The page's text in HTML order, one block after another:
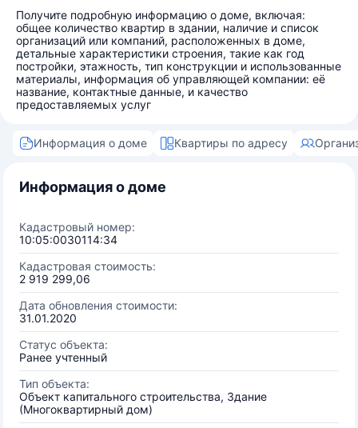
Получите подробную информацию о доме, включая:
общее количество квартир в здании, наличие и список
организаций или компаний, расположенных в доме,
детальные характеристики строения, такие как год
постройки, этажность, тип конструкции и использованные
материалы, информация об управляющей компании: её
название, контактные данные, и качество
предоставляемых услуг
Информация о доме Квартиры по адресу
Информация о доме
Кадастровый номер:
10:05:0030114:34
Кадастровая стоимость:
2 919 299,06
Дата обновления стоимости:
31.01.2020
Статус объекта:
Ранее учтенный
Тип объекта:
Объект капитального строительства, Здание
(Многоквартирный дом)